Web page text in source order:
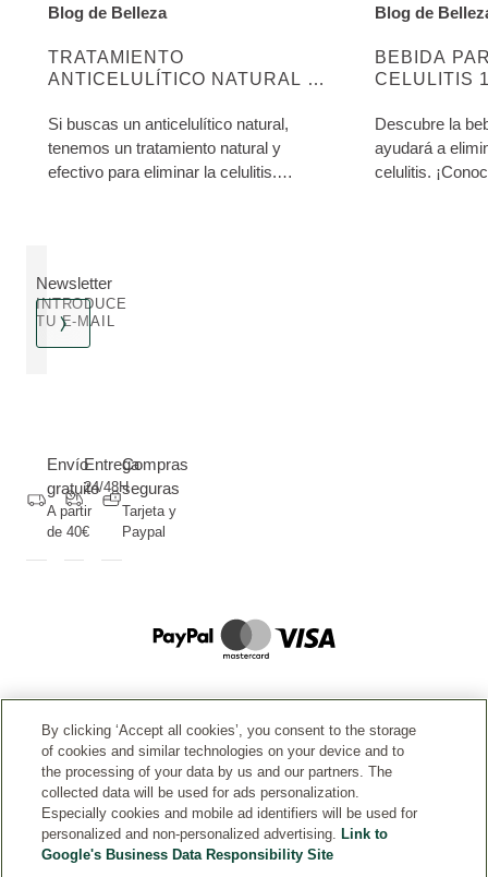
TRATAMIENTO
ANTICELULÍTICO NATURAL Y
DESCUBRE MÁS SOBRE ESTA CATEGORÍA:
Blog de Belleza
Si buscas un anticelulítico natural,
tenemos un tratamiento natural y
efectivo para eliminar la celulitis.
BEBIDA
CELULITIS
DESCUBRE
Blog de
Descubre la
ayudará a
celulitis.
Newsletter
INTRODUCE
TU E-MAIL
Envío
gratuito
A partir
de 40€
Entrega
24/48H
Compras
seguras
Tarjeta y
Paypal
AYUDA
POLÍTICAS LEGALES
By clicking ‘Accept all cookies’, you consent to the storage
of cookies and similar technologies on your device and to
the processing of your data by us and our partners. The
collected data will be used for ads personalization.
Especially cookies and mobile ad identifiers will be used for
personalized and non-personalized advertising. Link to
Google's Business Data Responsibility Site